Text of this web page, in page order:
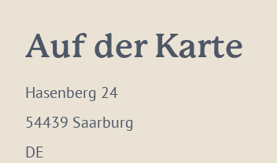
Auf der Karte
Hasenberg 24
54439 Saarburg
DE